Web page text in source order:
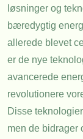
løsninger og
bæredygtig
allerede blevet
er de nye
avancerede
revolutionere
Disse
men de bidrager